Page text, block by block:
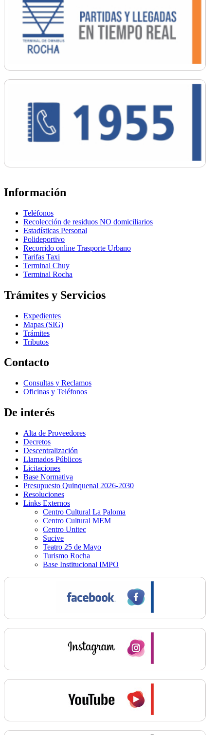
Información
Teléfonos
Recolección de residuos NO domiciliarios
Estadísticas Personal
Polideportivo
Recorrido online Trasporte Urbano
Tarifas Taxi
Terminal Chuy
Terminal Rocha
Trámites y Servicios
Expedientes
Mapas (SIG)
Trámites
Tributos
Contacto
Consultas y Reclamos
Oficinas y Teléfonos
De interés
Alta de Proveedores
Decretos
Descentralización
Llamados Públicos
Licitaciones
Base Normativa
Presupuesto Quinquenal 2026-2030
Resoluciones
Links Externos
Centro Cultural La Paloma
Centro Cultural MEM
Centro Unitec
Sucive
Teatro 25 de Mayo
Turismo Rocha
Base Institucional IMPO